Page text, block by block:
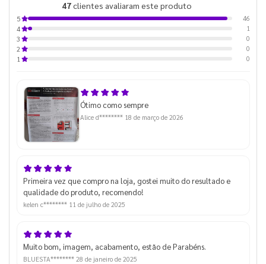
47clientes avaliaram este produto
5
46
4
1
3
0
2
0
1
0
Ótimo como sempre
Alice d******** 18 de março de 2026
Primeira vez que compro na loja, gostei muito do resultado e
qualidade do produto, recomendo!
kelen c******** 11 de julho de 2025
Muito bom, imagem, acabamento, estão de Parabéns.
BLUESTA******** 28 de janeiro de 2025